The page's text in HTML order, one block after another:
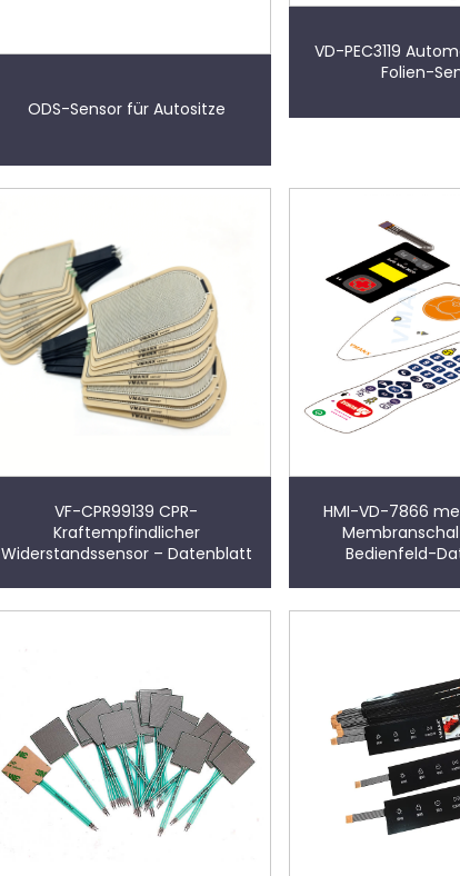
ODS-Sensor für Autositze
VD-PEC3119
Folien-
VF-CPR99139 CPR-
Kraftempfindlicher
Widerstandssensor – Datenblatt
HMI-VD-7866
Bedienfeld-